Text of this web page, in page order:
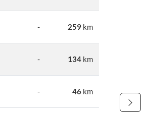
- 259 km
- 134 km
- 46 km